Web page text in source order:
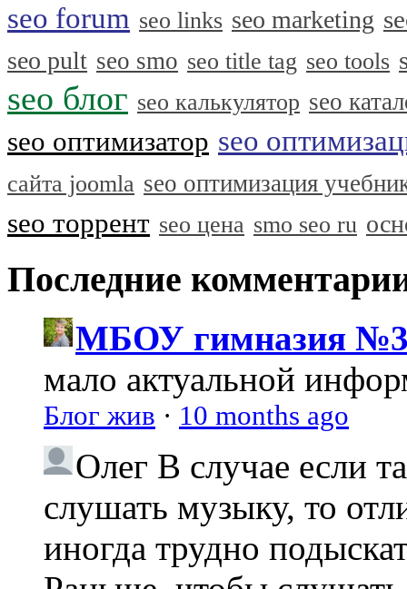
seo forum seo links seo marketing
seo pult seo smo seo title tag seo tools
seo блог seo калькулятор seo
seo оптимизатор seo
сайта joomla seo оптимизация
seo торрент seo цена smo seo ru
Последние
МБОУ гимназия №3
мало актуальной
Блог жив · 10 months ago
Олег В случае если
слушать музыку, то
иногда трудно